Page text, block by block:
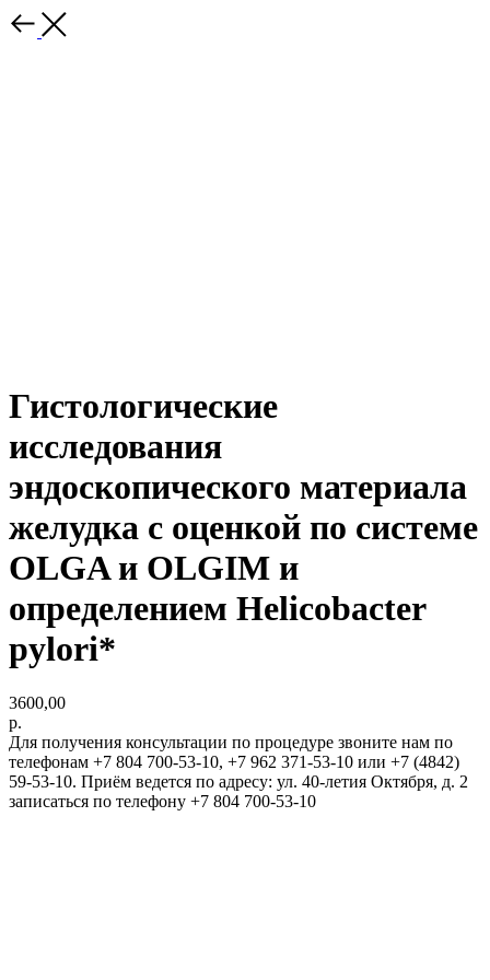
Гистологические
исследования
эндоскопического материала
желудка с оценкой по системе
OLGA и OLGIM и
определением Helicobacter
pylori*
3600,00
р.
Для получения консультации по процедуре звоните нам по
телефонам +7 804 700-53-10, +7 962 371-53-10 или +7 (4842)
59-53-10. Приём ведется по адресу: ул. 40-летия Октября, д. 2
записаться по телефону +7 804 700-53-10